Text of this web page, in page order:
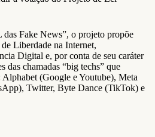
Fake News”, o projeto propõe
Liberdade na Internet,
Digital e, por conta de seu caráter
das chamadas “big techs” que
(Google e Youtube), Meta
Twitter, Byte Dance (TikTok) e